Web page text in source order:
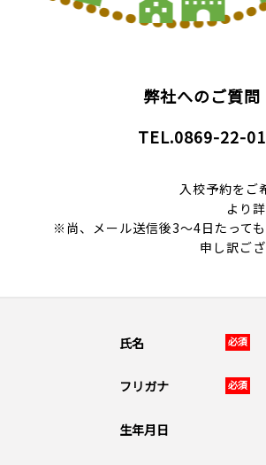
弊社へのご質問
TEL.0869-22-
入校予約をご
より
※尚、メール送信後3～4日たって
申し訳ご
氏名 必須
フリガナ 必須
生年月日